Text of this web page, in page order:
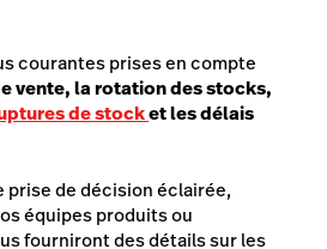
courantes prises en compte
vente, la rotation des stocks,
de stocket les délais
prise de décision éclairée,
équipes produits ou
fourniront des détails sur les